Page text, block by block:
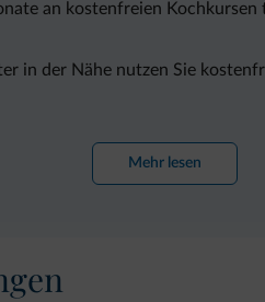
an kostenfreien
in der Nähe nutzen Sie
Mehr lesen